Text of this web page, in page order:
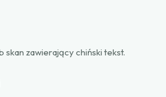
skan zawierający chiński tekst.